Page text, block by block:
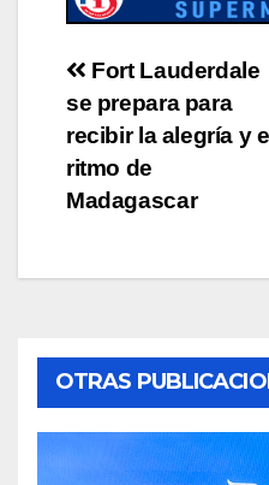
Post
navigation
Fort Lauderdale
se prepara para
recibir la alegría y el
ritmo de
Madagascar
OTRAS